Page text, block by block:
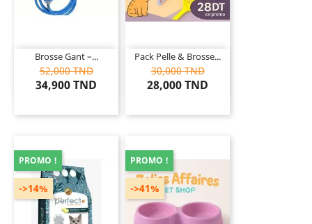
Brosse Gant –...
52,000 TND
34,900 TND
Pack Pelle & Brosse...
30,000 TND
28,000 TND
PROMO !
->14% ->41%
PROMO !